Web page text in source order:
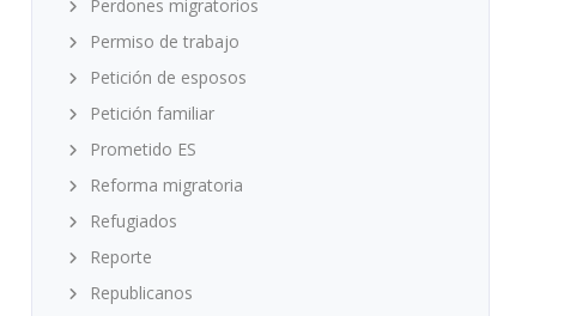
Perdones migratorios
Permiso de trabajo
Petición de esposos
Petición familiar
Prometido ES
Reforma migratoria
Refugiados
Reporte
Republicanos